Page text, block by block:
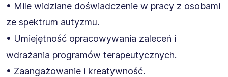
• Mile widziane doświadczenie w pracy z osobami
ze spektrum autyzmu.
• Umiejętność opracowywania zaleceń i
wdrażania programów terapeutycznych.
• Zaangażowanie i kreatywność.